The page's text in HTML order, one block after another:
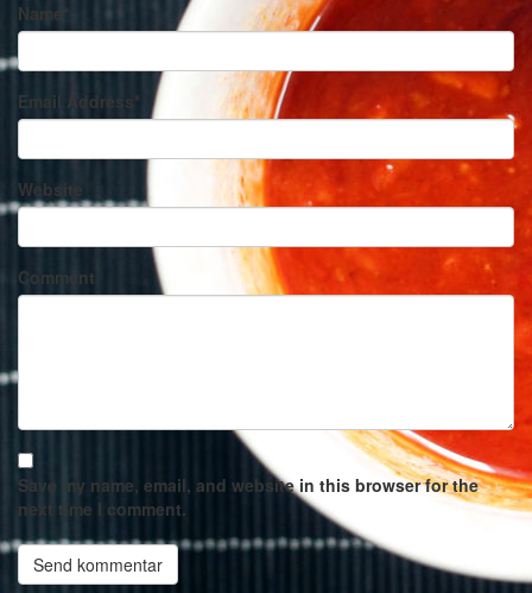
Name *
Email Address *
Website
Comment
Save my name, email, and website in this browser for the
next time I comment.